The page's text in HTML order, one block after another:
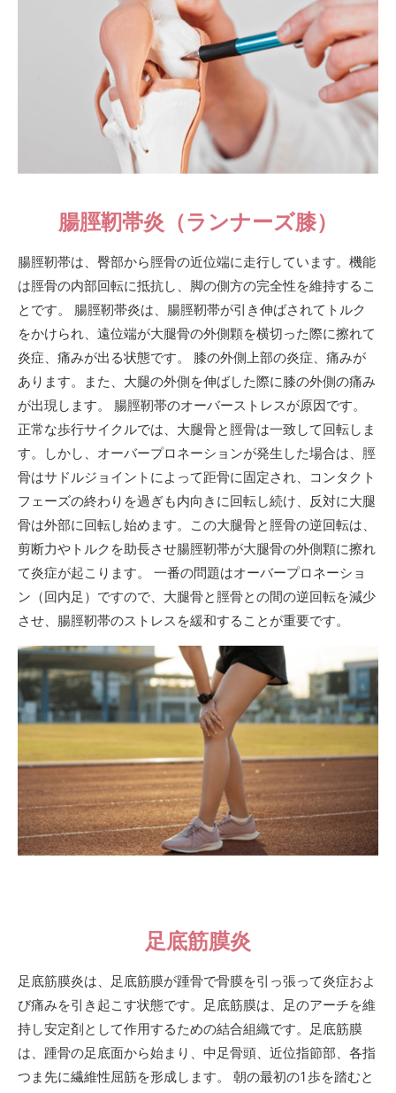
腸脛靭帯炎（ランナーズ膝）
腸脛靭帯は、臀部から脛骨の近位端に走行しています。機能
は脛骨の内部回転に抵抗し、脚の側方の完全性を維持するこ
とです。 腸脛靭帯炎は、腸脛靭帯が引き伸ばされてトルク
をかけられ、遠位端が大腿骨の外側顆を横切った際に擦れて
炎症、痛みが出る状態です。 膝の外側上部の炎症、痛みが
あります。また、大腿の外側を伸ばした際に膝の外側の痛み
が出現します。 腸脛靭帯のオーバーストレスが原因です。
正常な歩行サイクルでは、大腿骨と脛骨は一致して回転しま
す。しかし、オーバープロネーションが発生した場合は、脛
骨はサドルジョイントによって距骨に固定され、コンタクト
フェーズの終わりを過ぎも内向きに回転し続け、反対に大腿
骨は外部に回転し始めます。この大腿骨と脛骨の逆回転は、
剪断力やトルクを助長させ腸脛靭帯が大腿骨の外側顆に擦れ
て炎症が起こります。 一番の問題はオーバープロネーショ
ン（回内足）ですので、大腿骨と脛骨との間の逆回転を減少
させ、腸脛靭帯のストレスを緩和することが重要です。
足底筋膜炎
足底筋膜炎は、足底筋膜が踵骨で骨膜を引っ張って炎症およ
び痛みを引き起こす状態です。足底筋膜は、足のアーチを維
持し安定剤として作用するための結合組織です。足底筋膜
は、踵骨の足底面から始まり、中足骨頭、近位指節部、各指
つま先に繊維性屈筋を形成します。 朝の最初の1歩を踏むと